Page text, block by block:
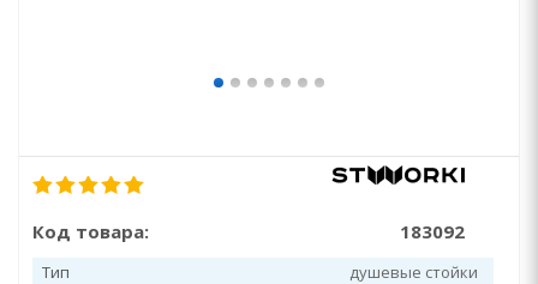
Код товара: 183092
Тип
душевые стойки